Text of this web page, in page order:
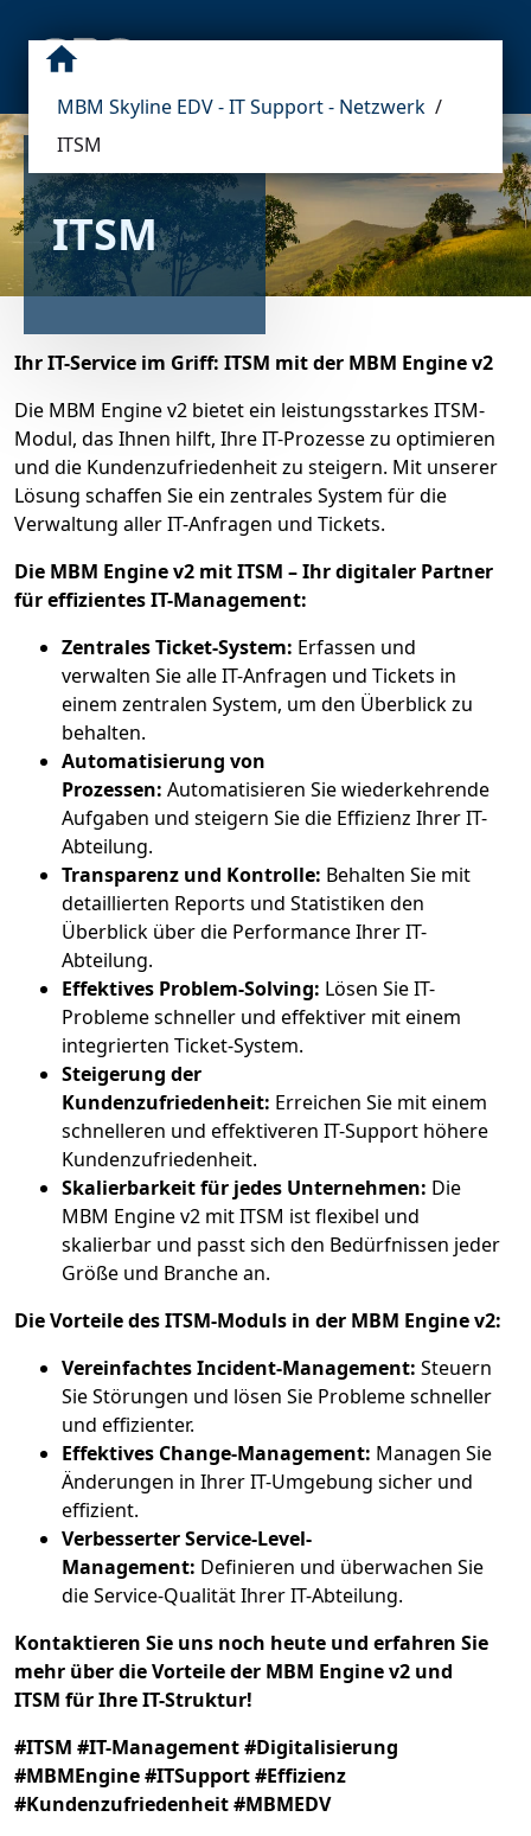
MBM Skyline EDV - IT Support - Netzwerk /
ITSM
ITSM
Ihr IT-Service im Griff: ITSM mit der MBM Engine v2
Die MBM Engine v2 bietet ein leistungsstarkes ITSM-
Modul, das Ihnen hilft, Ihre IT-Prozesse zu optimieren
und die Kundenzufriedenheit zu steigern. Mit unserer
Lösung schaffen Sie ein zentrales System für die
Verwaltung aller IT-Anfragen und Tickets.
Die MBM Engine v2 mit ITSM – Ihr digitaler Partner
für effizientes IT-Management:
Zentrales Ticket-System: Erfassen und
verwalten Sie alle IT-Anfragen und Tickets in
einem zentralen System, um den Überblick zu
behalten.
Automatisierung von
Prozessen: Automatisieren Sie wiederkehrende
Aufgaben und steigern Sie die Effizienz Ihrer IT-
Abteilung.
Transparenz und Kontrolle: Behalten Sie mit
detaillierten Reports und Statistiken den
Überblick über die Performance Ihrer IT-
Abteilung.
Effektives Problem-Solving: Lösen Sie IT-
Probleme schneller und effektiver mit einem
integrierten Ticket-System.
Steigerung der
Kundenzufriedenheit: Erreichen Sie mit einem
schnelleren und effektiveren IT-Support höhere
Kundenzufriedenheit.
Skalierbarkeit für jedes Unternehmen: Die
MBM Engine v2 mit ITSM ist flexibel und
skalierbar und passt sich den Bedürfnissen jeder
Größe und Branche an.
Die Vorteile des ITSM-Moduls in der MBM Engine v2:
Vereinfachtes Incident-Management: Steuern
Sie Störungen und lösen Sie Probleme schneller
und effizienter.
Effektives Change-Management: Managen Sie
Änderungen in Ihrer IT-Umgebung sicher und
effizient.
Verbesserter Service-Level-
Management: Definieren und überwachen Sie
die Service-Qualität Ihrer IT-Abteilung.
Kontaktieren Sie uns noch heute und erfahren Sie
mehr über die Vorteile der MBM Engine v2 und
ITSM für Ihre IT-Struktur!
#ITSM #IT-Management #Digitalisierung
#MBMEngine #ITSupport #Effizienz
#Kundenzufriedenheit #MBMEDV